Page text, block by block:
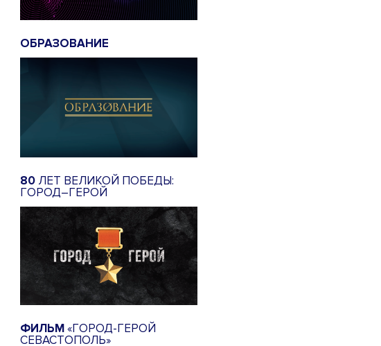
ОБРАЗОВАНИЕ
80 ЛЕТ ВЕЛИКОЙ ПОБЕДЫ:
ГОРОД–ГЕРОЙ
ФИЛЬМ«ГОРОД-ГЕРОЙ
СЕВАСТОПОЛЬ»